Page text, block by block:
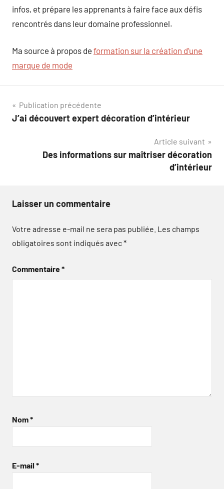
infos, et prépare les apprenants à faire face aux défis
rencontrés dans leur domaine professionnel.
Ma source à propos de formation sur la création d’une
marque de mode
Navigation
de
Publication précédente
J’ai découvert expert décoration d’intérieur
Article suivant
Des informations sur maîtriser décoration
d’intérieur
Laisser un commentaire
Votre adresse e-mail ne sera pas publiée. Les champs
obligatoires sont indiqués avec*
Commentaire*
Nom*
E-mail *